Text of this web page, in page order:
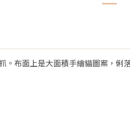
。布面上是大面積手繪貓圖案，